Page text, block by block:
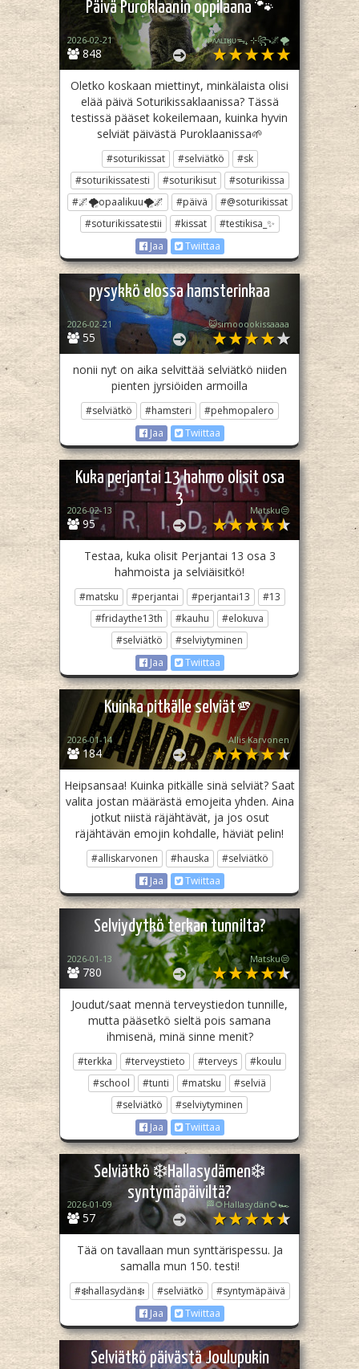
Päivä Puroklaanin oppilaana 🐾
848
2026-02-21 ᴏᴘᴀᴀʟɪӄᴜᴜᯓ₊ ⊹꧂🌌🌪
Oletko koskaan miettinyt, minkälaista olisi
elää päivä Soturikissaklaanissa? Tässä
testissä pääset kokeilemaan, kuinka hyvin
selviät päivästä Puroklaanissa🌱
#soturikissat #selviätkö
#sk
#soturikissatesti
#soturikisut
#soturikissa
#🌌🌪opaalikuu🌪🌌
#päivä
#@soturikissat
#soturikissatestii
#kissat
#testikisa_✨
Jaa
Twiittaa
pysykkö elossa hamsterinkaa
55
2026-02-21 😺simooookissaaaa
nonii nyt on aika selvittää selviätkö niiden
pienten jyrsiöiden armoilla
#selviätkö #hamsteri
#pehmopalero
Jaa
Twiittaa
Kuka perjantai 13 hahmo olisit osa
3
95
2026-02-13 Matsku😒
Testaa, kuka olisit Perjantai 13 osa 3
hahmoista ja selviäisitkö!
#matsku #perjantai #perjantai13
#13
#fridaythe13th
#kauhu
#elokuva
#selviätkö
#selviytyminen
Jaa
Twiittaa
Kuinka pitkälle selviät🫵
184
2026-01-14 Allis Karvonen
Heipsansaa! Kuinka pitkälle sinä selviät? Saat
valita jostan määrästä emojeita yhden. Aina
jotkut niistä räjähtävät, ja jos osut
räjähtävän emojin kohdalle, häviät pelin!
#alliskarvonen #hauska
#selviätkö
Jaa
Twiittaa
Selviydytkö terkan tunnilta?
780
2026-01-13 Matsku😒
Joudut/saat mennä terveystiedon tunnille,
mutta pääsetkö sieltä pois samana
ihmisenä, minä sinne menit?
#terkka #terveystieto #terveys
#koulu
#school
#tunti #matsku
#selviä
#selviätkö
#selviytyminen
Jaa
Twiittaa
Selviätkö ❄️Hallasydämen❄️
syntymäpäiviltä?
57
2026-01-09 🏁🌻Hallasydän🌻🏎️
Tää on tavallaan mun synttärispessu. Ja
samalla mun 150. testi!
#❄️hallasydän❄️ #selviätkö
#syntymäpäivä
Jaa
Twiittaa
Selviätkö päivästä Joulupukin